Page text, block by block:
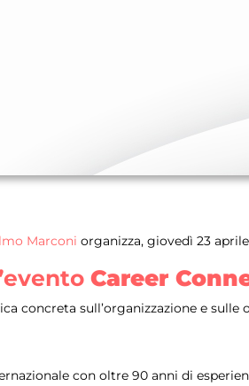
Marconi organizza, giovedì 23
Career
concreta sull’organizzazione e
con oltre 90 anni di